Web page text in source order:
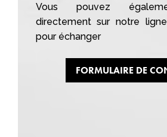
Vous pouvez
directement sur notre
pour échanger
FORMULAIRE DE